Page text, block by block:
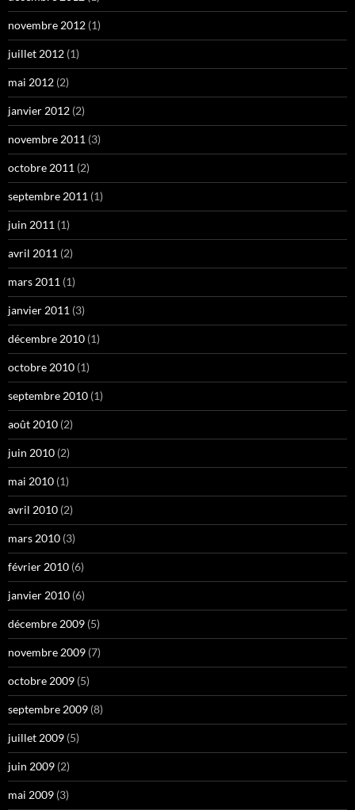
novembre 2012 (1)
juillet 2012 (1)
mai 2012 (2)
janvier 2012 (2)
novembre 2011 (3)
octobre 2011 (2)
septembre 2011 (1)
juin 2011 (1)
avril 2011 (2)
mars 2011 (1)
janvier 2011 (3)
décembre 2010 (1)
octobre 2010 (1)
septembre 2010 (1)
août 2010 (2)
juin 2010 (2)
mai 2010 (1)
avril 2010 (2)
mars 2010 (3)
février 2010 (6)
janvier 2010 (6)
décembre 2009 (5)
novembre 2009 (7)
octobre 2009 (5)
septembre 2009 (8)
juillet 2009 (5)
juin 2009 (2)
mai 2009 (3)